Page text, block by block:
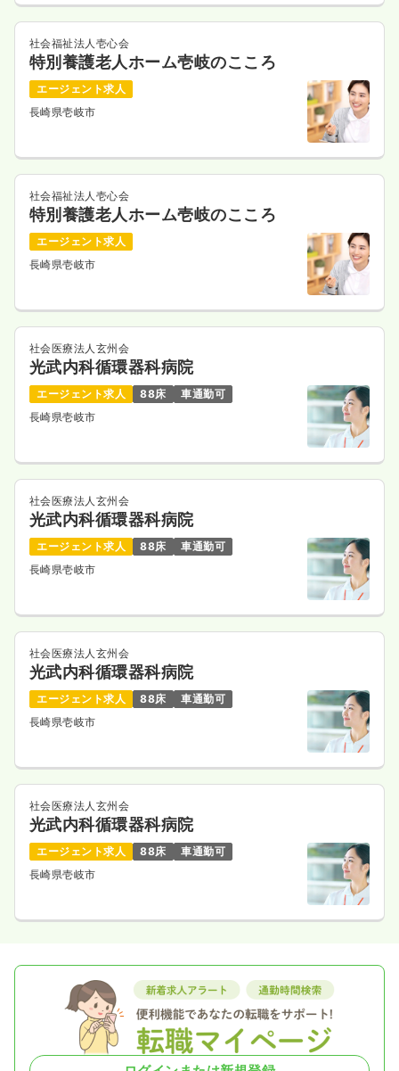
社会福祉法人壱心会
特別養護老人ホーム壱岐のこころ
エージェント求人
長崎県壱岐市
社会福祉法人壱心会
特別養護老人ホーム壱岐のこころ
エージェント求人
長崎県壱岐市
社会医療法人玄州会
光武内科循環器科病院
エージェント求人 88床
車通勤可
長崎県壱岐市
社会医療法人玄州会
光武内科循環器科病院
エージェント求人 88床
車通勤可
長崎県壱岐市
社会医療法人玄州会
光武内科循環器科病院
エージェント求人 88床
車通勤可
長崎県壱岐市
社会医療法人玄州会
光武内科循環器科病院
エージェント求人 88床
車通勤可
長崎県壱岐市